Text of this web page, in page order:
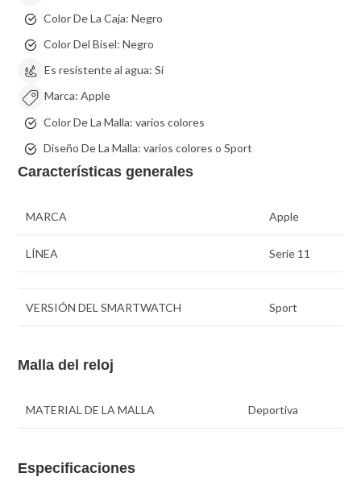
Color De La Caja: Negro
Color Del Bisel: Negro
Es resistente al agua: Sí
Marca: Apple
Color De La Malla: varios colores
Diseño De La Malla: varios colores oSport
Características generales
MARCA Apple
LÍNEA Serie 11
VERSIÓN DEL SMARTWATCH Sport
Malla del reloj
MATERIAL DE LA MALLA Deportiva
Especificaciones